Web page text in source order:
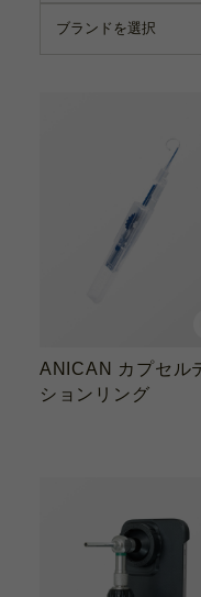
Catalogue
ANICAN カプセル
ションリング